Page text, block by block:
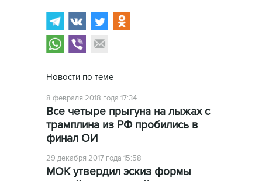
Новости по теме
8 февраля 2018 года 17:34
Все четыре прыгуна на лыжах с
трамплина из РФ пробились в
финал ОИ
29 декабря 2017 года 15:58
МОК утвердил эскиз формы